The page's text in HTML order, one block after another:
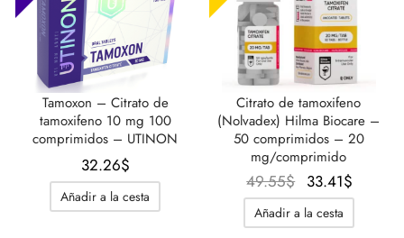
Tamoxon – Citrato de
tamoxifeno 10 mg 100
comprimidos – UTINON
32.26$
Añadir a la cesta
Citrato de tamoxifeno
(Nolvadex) Hilma Biocare –
50 comprimidos – 20
mg/comprimido
49.55$
El
precio
original
33.41$
Añadir a la cesta